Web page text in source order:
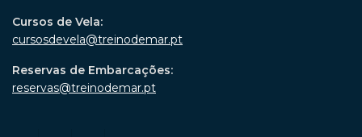
Cursos de Vela:
cursosdevela@treinodemar.pt
Reservas de Embarcações:
reservas@treinodemar.pt